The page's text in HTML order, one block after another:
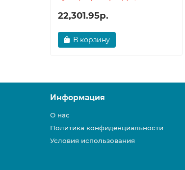
22,301.95р.
В корзину
Информация
О нас
Политика конфиденциальности
Условия использования